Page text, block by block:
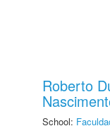
Roberto
School: